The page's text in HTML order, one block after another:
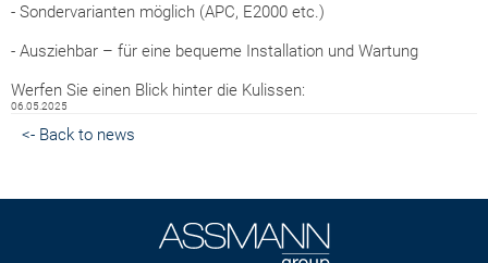
- Sondervarianten möglich (APC, E2000 etc.)
- Ausziehbar – für eine bequeme Installation und Wartung
Werfen Sie einen Blick hinter die Kulissen:
06.05.2025
<- Back to news